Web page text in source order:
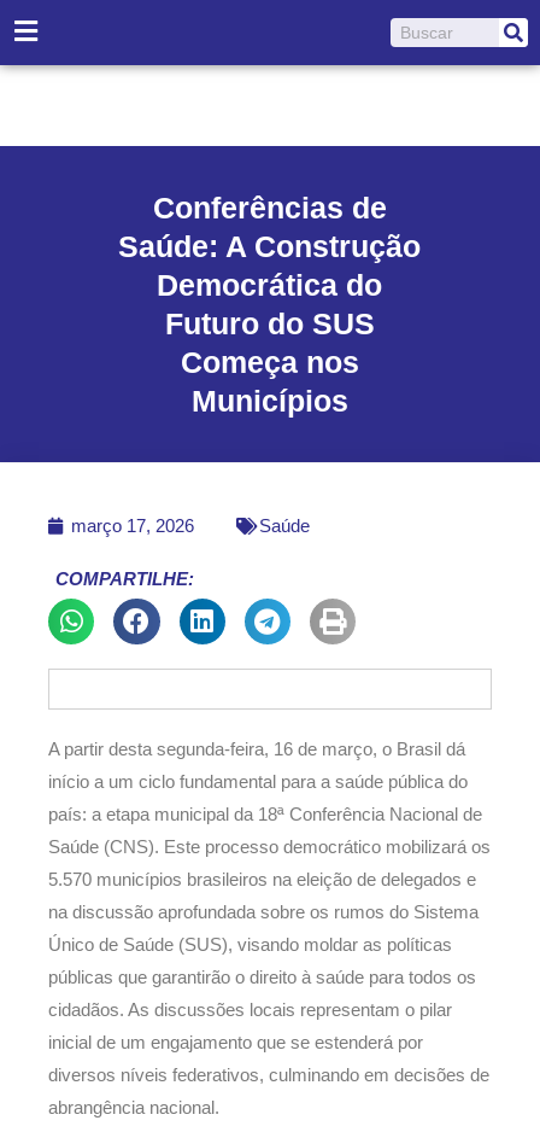
para
o
Pesquisar
Conferências de
Saúde: A Construção
Democrática do
Futuro do SUS
Começa nos
Municípios
março 17, 2026 Saúde
COMPARTILHE:
A partir desta segunda-feira, 16 de março, o Brasil dá
início a um ciclo fundamental para a saúde pública do
país: a etapa municipal da 18ª Conferência Nacional de
Saúde (CNS). Este processo democrático mobilizará os
5.570 municípios brasileiros na eleição de delegados e
na discussão aprofundada sobre os rumos do Sistema
Único de Saúde (SUS), visando moldar as políticas
públicas que garantirão o direito à saúde para todos os
cidadãos. As discussões locais representam o pilar
inicial de um engajamento que se estenderá por
diversos níveis federativos, culminando em decisões de
abrangência nacional.